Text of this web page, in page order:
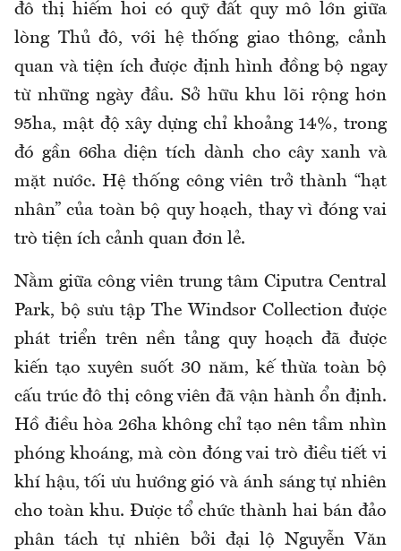
đô thị hiếm hoi có quỹ đất quy mô lớn giữa
lòng Thủ đô, với hệ thống giao thông, cảnh
quan và tiện ích được định hình đồng bộ ngay
từ những ngày đầu. Sở hữu khu lõi rộng hơn
95ha, mật độ xây dựng chỉ khoảng 14%, trong
đó gần 66ha diện tích dành cho cây xanh và
mặt nước. Hệ thống công viên trở thành “hạt
nhân” của toàn bộ quy hoạch, thay vì đóng vai
trò tiện ích cảnh quan đơn lẻ.
Nằm giữa công viên trung tâm Ciputra Central
Park, bộ sưu tập The Windsor Collection được
phát triển trên nền tảng quy hoạch đã được
kiến tạo xuyên suốt 30 năm, kế thừa toàn bộ
cấu trúc đô thị công viên đã vận hành ổn định.
Hồ điều hòa 26ha không chỉ tạo nên tầm nhìn
phóng khoáng, mà còn đóng vai trò điều tiết vi
khí hậu, tối ưu hướng gió và ánh sáng tự nhiên
cho toàn khu. Được tổ chức thành hai bán đảo
phân tách tự nhiên bởi đại lộ Nguyễn Văn